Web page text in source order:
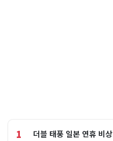
1 더블 태풍 일본 연휴 비상